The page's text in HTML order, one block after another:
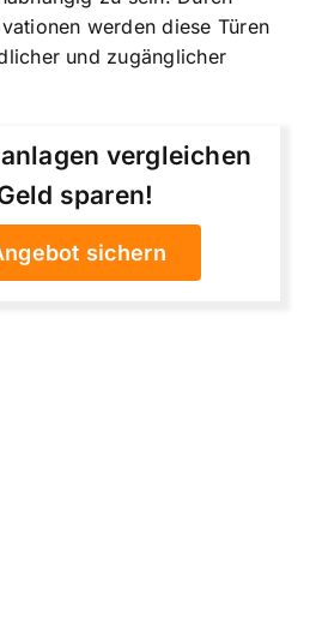
werden diese Türen
und zugänglicher
vergleichen
sparen!
sichern